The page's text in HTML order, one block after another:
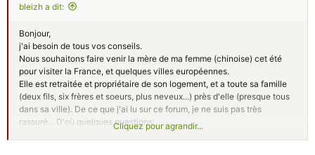
bleizh a dit:
Bonjour,
j'ai besoin de tous vos conseils.
Nous souhaitons faire venir la mère de ma femme (chinoise) cet été
pour visiter la France, et quelques villes européennes.
Elle est retraitée et propriétaire de son logement, et a toute sa famille
(deux fils, six frères et soeurs, plus neveux...) près d'elle (presque tous
dans sa ville). De ce que j'ai lu sur ce forum, je ne suis pas très
rassuré... D'où quelques questions:
- vaut-il mieux un visa touristique ou familial?
Cliquez pour agrandir...